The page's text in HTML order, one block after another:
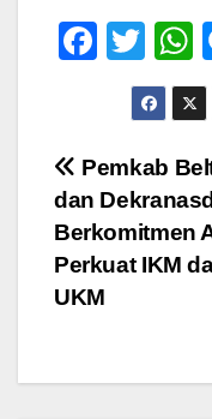
F
e
b
o
o
k
T
wi
tt
er s
Navigasi
pos
Pemkab
dan
Berkomitmen
Perkuat IKM
UKM